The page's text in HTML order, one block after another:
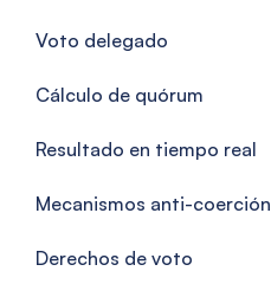
Voto delegado
Cálculo de quórum
Resultado en tiempo real
Mecanismos anti-coerción
Derechos de voto